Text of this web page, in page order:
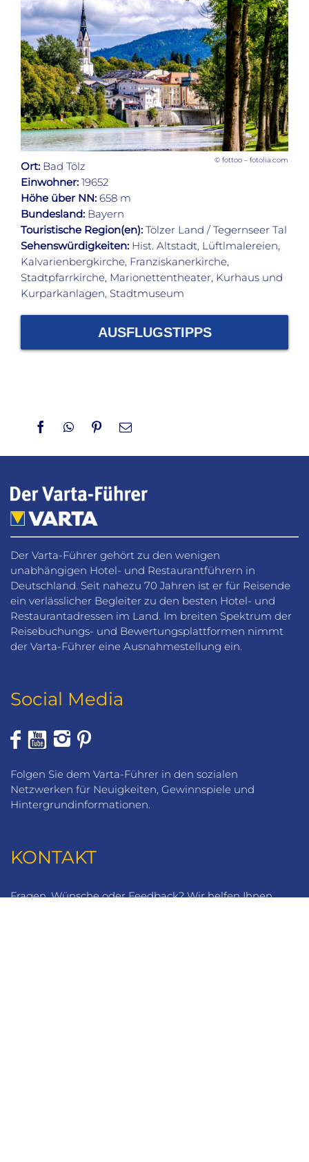
© fottoo – fotolia.com
Ort: Bad Tölz
Einwohner: 19652
Höhe über NN: 658 m
Bundesland: Bayern
Touristische Region(en): Tölzer Land / Tegernseer Tal
Sehenswürdigkeiten: Hist. Altstadt, Lüftlmalereien,
Kalvarienbergkirche, Franziskanerkirche,
Stadtpfarrkirche, Marionettentheater, Kurhaus und
Kurparkanlagen, Stadtmuseum
AUSFLUGSTIPPS
FacebookWhatsApp
PinterestEmail
Der Varta-Führer gehört zu den wenigen
unabhängigen Hotel- und Restaurantführern in
Deutschland. Seit nahezu 70 Jahren ist er für Reisende
ein verlässlicher Begleiter zu den besten Hotel- und
Restaurantadressen im Land. Im breiten Spektrum der
Reisebuchungs- und Bewertungsplattformen nimmt
der Varta-Führer eine Ausnahmestellung ein.
Social Media
Folgen Sie dem Varta-Führer in den sozialen
Netzwerken für Neuigkeiten, Gewinnspiele und
Hintergrundinformationen.
KONTAKT
Fragen, Wünsche oder Feedback? Wir helfen Ihnen